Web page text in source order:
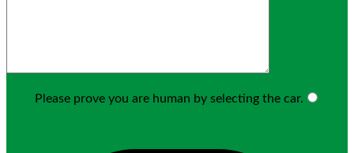
Please prove you are human by selecting thecar.